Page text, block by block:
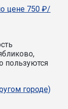
цене 750 ₽/
пользуются
городе)